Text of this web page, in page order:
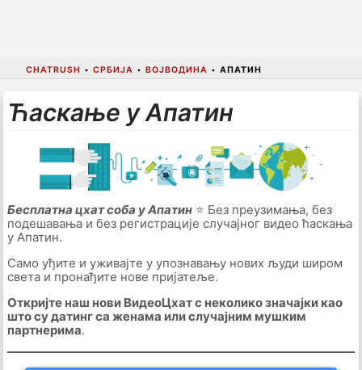
CHATRUSH • СРБИЈА • ВОЈВОДИНА • АПАТИН
Ћаскање у Апатин
Бесплатна цхат соба у Апатин⭐ Без преузимања, без
подешавања и без регистрације случајног видео ћаскања
у Апатин.
Само уђите и уживајте у упознавању нових људи широм
света и пронађите нове пријатеље.
Откријте наш нови ВидеоЦхат с неколико значајки као
што су датинг са женама или случајним мушким
партнерима.